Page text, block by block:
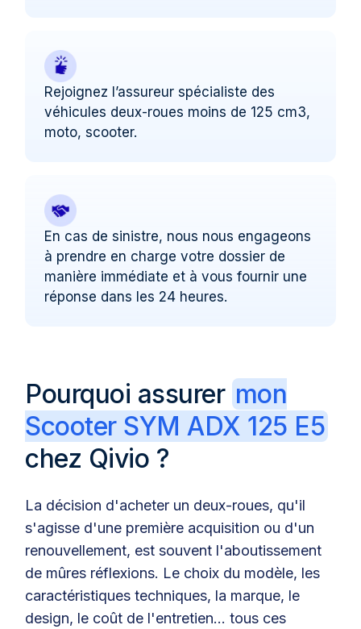
Rejoignez l’assureur spécialiste des
véhicules deux-roues moins de 125 cm3,
moto, scooter.
En cas de sinistre, nous nous engageons
à prendre en charge votre dossier de
manière immédiate et à vous fournir une
réponse dans les 24 heures.
Pourquoi assurer mon
Scooter SYM ADX 125 E5
chez Qivio ?
La décision d'acheter un deux-roues, qu'il
s'agisse d'une première acquisition ou d'un
renouvellement, est souvent l'aboutissement
de mûres réflexions. Le choix du modèle, les
caractéristiques techniques, la marque, le
design, le coût de l'entretien… tous ces